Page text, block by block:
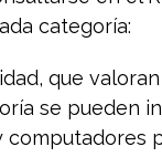
categoría:
que
se pueden
computadores